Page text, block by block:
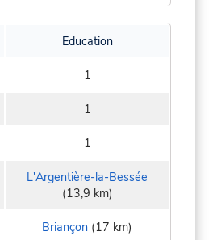
Education
1
1
1
L'Argentière-la-Bessée
(13,9 km)
Briançon (17 km)